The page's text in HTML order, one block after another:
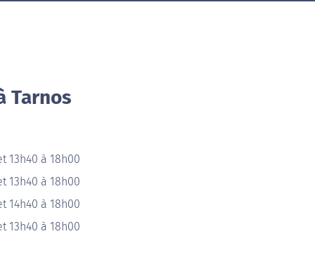
Tarnos
13h40 à 18h00
13h40 à 18h00
14h40 à 18h00
13h40 à 18h00